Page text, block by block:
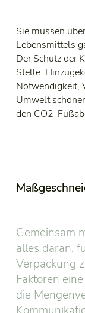
Sie müssen
Lebensmittels
Der Schutz der
Stelle.
Notwendigkeit,
Umwelt
den CO2-
Gemeinsam
alles daran,
Verpackung
Faktoren
die